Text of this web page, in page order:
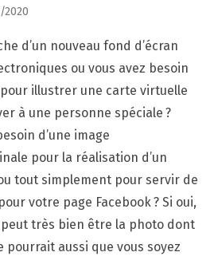
d’un nouveau fond d’écran
ou vous avez besoin
pour illustrer une carte virtuelle
à une personne spéciale ?
d’une image
pour la réalisation d’un
tout simplement pour servir de
votre page Facebook ? Si oui,
peut très bien être la photo dont
pourrait aussi que vous soyez